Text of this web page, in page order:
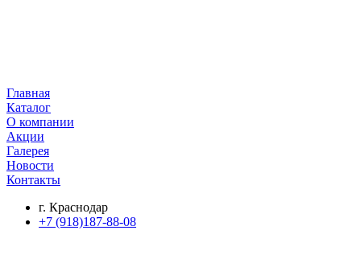
Главная
Каталог
О компании
Акции
Галерея
Новости
Контакты
г. Краснодар
+7 (918)187-88-08